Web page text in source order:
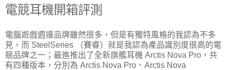
電競耳機開箱評測
電腦遊戲週邊品牌雖然很多，但是有獨特風格的我認為不多
見，而 SteelSeries （賽睿）就是我認為產品識別度很高的電
競品牌之一；最進推出了全新旗艦耳機 Arctis Nova Pro，共
有四種版本，分別為 Arctis Nova Pro、Arctis Nova